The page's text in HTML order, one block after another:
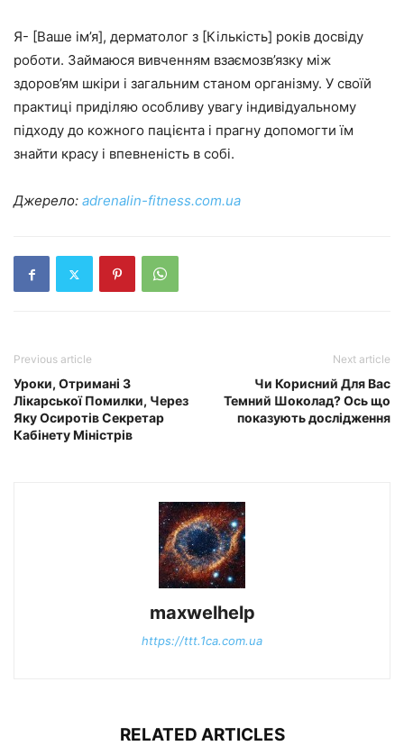
Я- [Ваше ім’я], дерматолог з [Кількість] років досвіду
роботи. Займаюся вивченням взаємозв’язку між
здоров’ям шкіри і загальним станом організму. У своїй
практиці приділяю особливу увагу індивідуальному
підходу до кожного пацієнта і прагну допомогти їм
знайти красу і впевненість в собі.
Джерело: adrenalin-fitness.com.ua
Previous article
Уроки, Отримані З
Лікарської Помилки, Через
Яку Осиротів Секретар
Кабінету Міністрів
Next article
Чи Корисний Для Вас
Темний Шоколад? Ось що
показують дослідження
maxwelhelp
https://ttt.1ca.com.ua
RELATED ARTICLES